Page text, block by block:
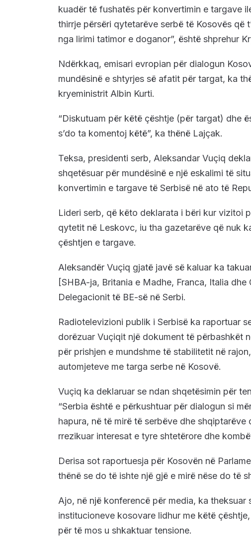
kuadër të fushatës për konvertimin e targave
thirrje përsëri qytetarëve serbë të Kosovës që
nga lirimi tatimor e doganor”, është shprehur
Ndërkkaq, emisari evropian për dialogun
mundësinë e shtyrjes së afatit për targat, ka
kryeministrit Albin Kurti.
“Diskutuam për këtë çështje (për targat) dhe
s’do ta komentoj këtë”, ka thënë Lajçak.
Teksa, presidenti serb, Aleksandar Vuçiq
shqetësuar për mundësinë e një eskalimi të
konvertimin e targave të Serbisë në ato të
Lideri serb, që këto deklarata i bëri kur vizitoi
qytetit në Leskovc, iu tha gazetarëve që nuk
çështjen e targave.
Aleksandër Vuçiq gjatë javë së kaluar ka
[SHBA-ja, Britania e Madhe, Franca, Italia dhe
Delegacionit të BE-së në Serbi.
Radiotelevizioni publik i Serbisë ka raportuar
dorëzuar Vuçiqit një dokument të përbashkët
për prishjen e mundshme të stabilitetit në
automjeteve me targa serbe në Kosovë.
Vuçiq ka deklaruar se ndan shqetësimin për
“Serbia është e përkushtuar për dialogun si
hapura, në të mirë të serbëve dhe
rrezikuar interesat e tyre shtetërore dhe
Derisa sot raportuesja për Kosovën në
thënë se do të ishte një gjë e mirë nëse do të
Ajo, në një konferencë për media, ka theksuar
institucioneve kosovare lidhur me këtë
për të mos u shkaktuar tensione.